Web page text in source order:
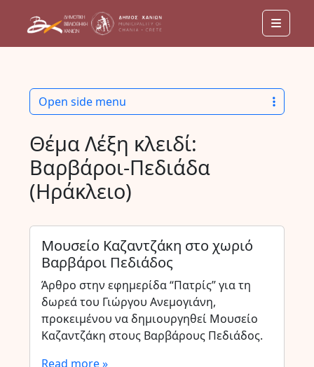
Menu
Θέμα Λέξη κλειδί:
Βαρβάροι-Πεδιάδα
(Ηράκλειο)
Μουσείο Καζαντζάκη στο χωριό
Βαρβάροι Πεδιάδος
Άρθρο στην εφημερίδα “Πατρίς” για τη
δωρεά του Γιώργου Ανεμογιάνη,
προκειμένου να δημιουργηθεί Μουσείο
Καζαντζάκη στους Βαρβάρους Πεδιάδος.
Read more »
Open side menu